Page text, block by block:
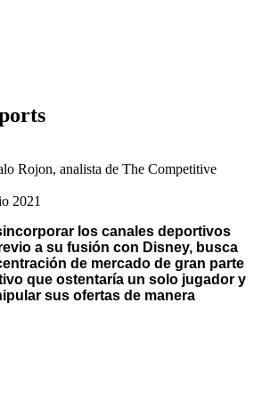
Rojon, analista de The Competitive
2021
los canales deportivos
a su fusión con Disney, busca
de mercado de gran parte
que ostentaría un solo jugador y
sus ofertas de manera